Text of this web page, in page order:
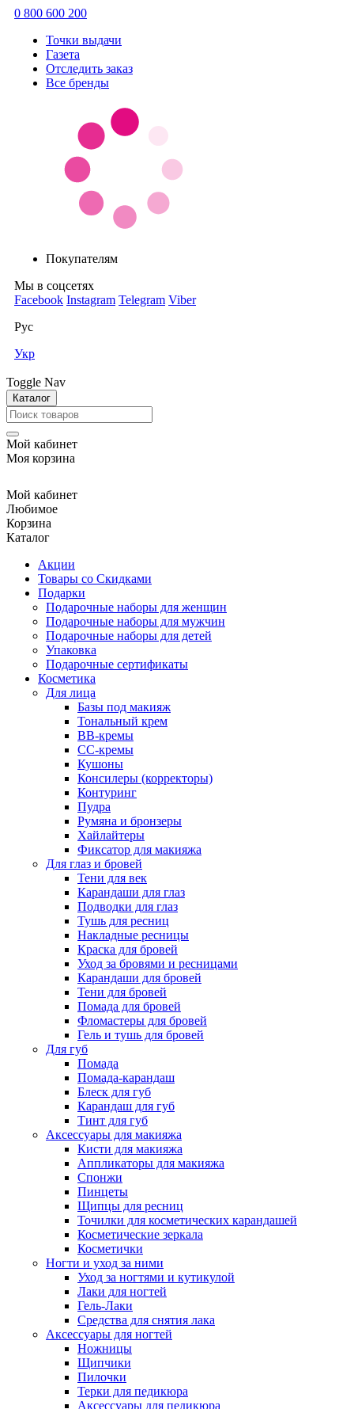
0 800 600 200
Точки выдачи
Газета
Отследить заказ
Все бренды
Покупателям
Мы в соцсетях
Facebook Instagram Telegram Viber
Рус
Укр
Toggle Nav
Каталог
Мой кабинет
Моя корзина
Мой кабинет
Любимое
Корзина
Каталог
Акции
Товары со Скидками
Подарки
Подарочные наборы для женщин
Подарочные наборы для мужчин
Подарочные наборы для детей
Упаковка
Подарочные сертификаты
Косметика
Для лица
Базы под макияж
Тональный крем
BB-кремы
CC-кремы
Кушоны
Консилеры (корректоры)
Контуринг
Пудра
Румяна и бронзеры
Хайлайтеры
Фиксатор для макияжа
Для глаз и бровей
Тени для век
Карандаши для глаз
Подводки для глаз
Тушь для ресниц
Накладные ресницы
Краска для бровей
Уход за бровями и ресницами
Карандаши для бровей
Тени для бровей
Помада для бровей
Фломастеры для бровей
Гель и тушь для бровей
Для губ
Помада
Помада-карандаш
Блеск для губ
Карандаш для губ
Тинт для губ
Аксессуары для макияжа
Кисти для макияжа
Аппликаторы для макияжа
Спонжи
Пинцеты
Щипцы для ресниц
Точилки для косметических карандашей
Косметические зеркала
Косметички
Ногти и уход за ними
Уход за ногтями и кутикулой
Лаки для ногтей
Гель-Лаки
Средства для снятия лака
Аксессуары для ногтей
Ножницы
Щипчики
Пилочки
Терки для педикюра
Аксессуары для педикюра